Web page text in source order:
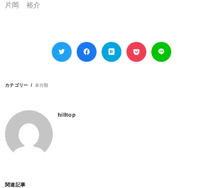
片岡 裕介
カテゴリー 未分類
hilltop
関連記事